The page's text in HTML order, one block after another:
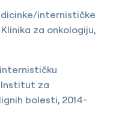
internističke
za onkologiju,
Institut za
bolesti, 2014-